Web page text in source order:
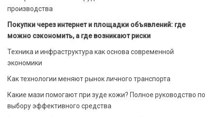
производства
Покупки через интернет и площадки объявлений: где
можно сэкономить, а где возникают риски
Техника и инфраструктура как основа современной
экономики
Как технологии меняют рынок личного транспорта
Какие мази помогают при зуде кожи? Полное руководство по
выбору эффективного средства